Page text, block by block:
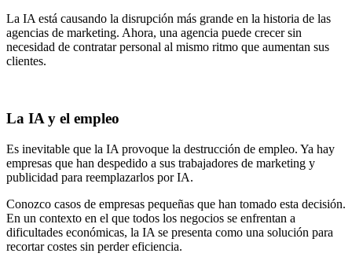
La IA está causando la disrupción más grande en la historia de las
agencias de marketing. Ahora, una agencia puede crecer sin
necesidad de contratar personal al mismo ritmo que aumentan sus
clientes.
La IA y el empleo
Es inevitable que la IA provoque la destrucción de empleo. Ya hay
empresas que han despedido a sus trabajadores de marketing y
publicidad para reemplazarlos por IA.
Conozco casos de empresas pequeñas que han tomado esta decisión.
En un contexto en el que todos los negocios se enfrentan a
dificultades económicas, la IA se presenta como una solución para
recortar costes sin perder eficiencia.